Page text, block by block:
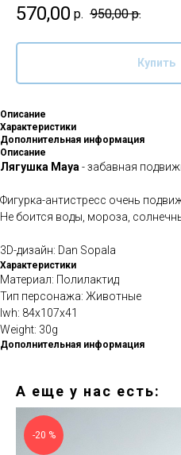
570,00 р. 950,00 р.
Купить
Описание
Характеристики
Дополнительная информация
Описание
Лягушка Maya- забавная
Фигурка-антистресс очень
Не боится воды, мороза,
3D-дизайн: Dan Sopala
Характеристики
Материал: Полилактид
Тип персонажа: Животные
lwh: 84x107x41
Weight: 30g
Дополнительная информация
А еще у нас есть:
-20 %